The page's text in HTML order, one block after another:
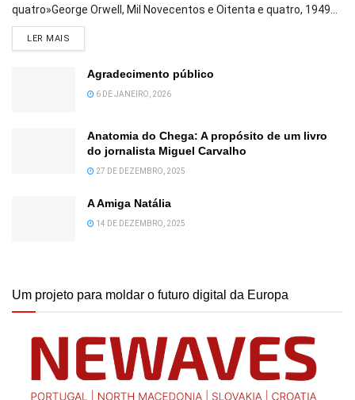
quatro»George Orwell, Mil Novecentos e Oitenta e quatro, 1949...
LER MAIS
Agradecimento público
6 DE JANEIRO, 2026
Anatomia do Chega: A propósito de um livro
do jornalista Miguel Carvalho
27 DE DEZEMBRO, 2025
A Amiga Natália
14 DE DEZEMBRO, 2025
Um projeto para moldar o futuro digital da Europa